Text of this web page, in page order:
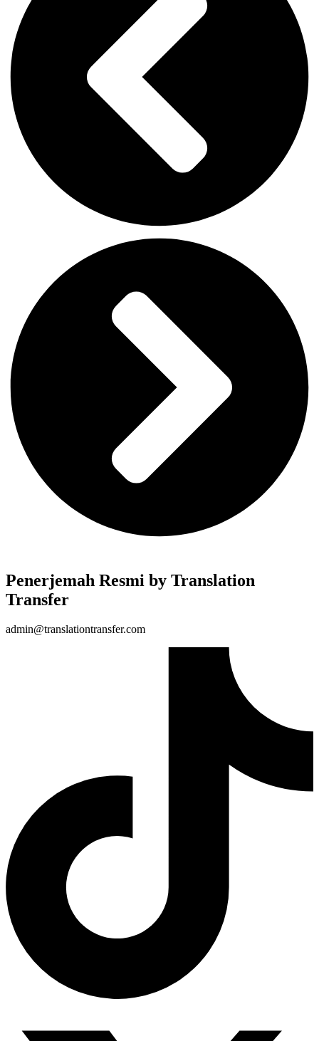
Penerjemah Resmi by Translation
Transfer
admin@translationtransfer.com